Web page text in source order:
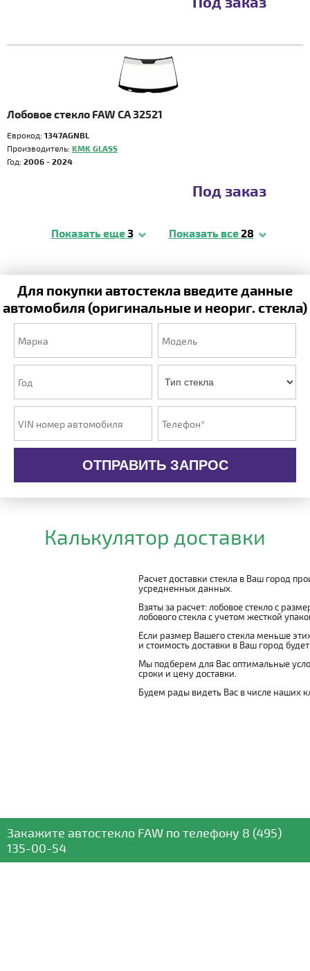
Лобовое стекло FAW CA 32521
Еврокод: 1347AGNBL
Производитель: KMK GLASS
Год: 2006 - 2024
Под заказ
Показать еще3 Показать все28
Для покупки автостекла введите данные
автомобиля (оригинальные и неориг. стекла)
ОТПРАВИТЬ ЗАПРОС
Калькулятор доставки
Расчет доставки стекла в Ваш город
усредненных данных.
Взяты за расчет: лобовое стекло с
лобового стекла с учетом жесткой
Если размер Вашего стекла меньше
и стоимость доставки в Ваш город
Мы подберем для Вас оптимальные
сроки и цену доставки.
Будем рады видеть Вас в числе наших
Закажите автостекло FAW по телефону 8 (495)
135-00-54